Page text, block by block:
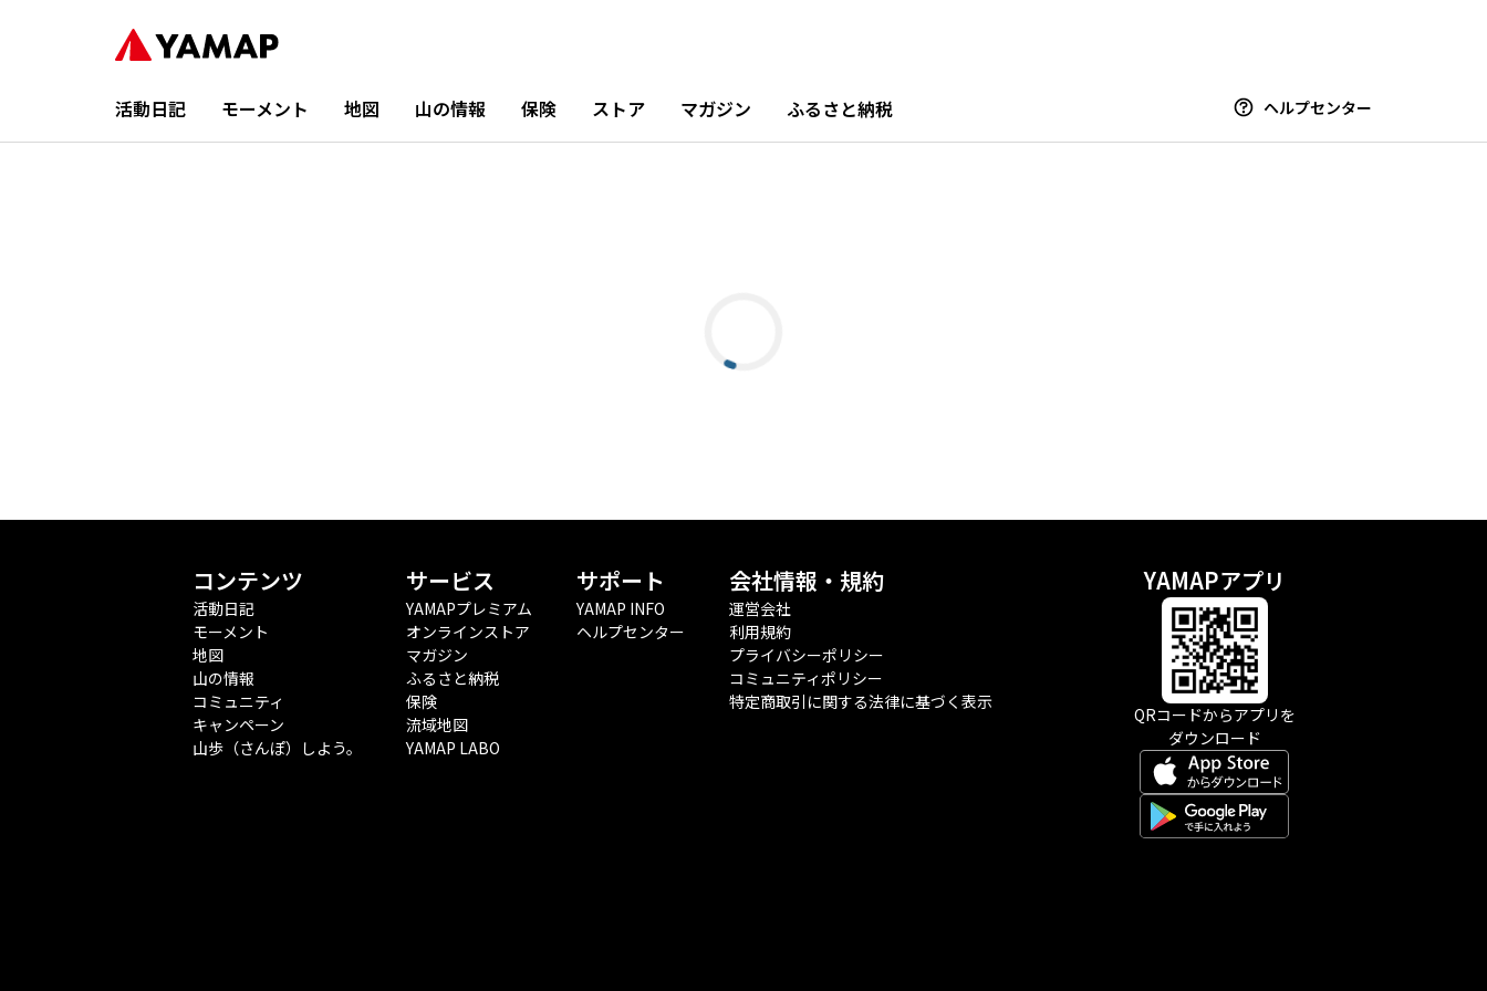
活動日記 モーメント 地図 山の情報 保険 ストア マガジン ふるさと納税 ヘルプセンター
コンテンツ
活動日記
モーメント
地図
山の情報
コミュニティ
キャンペーン
山歩（さんぽ）しよう。
サービス
YAMAPプレミアム
オンラインストア
マガジン
ふるさと納税
保険
流域地図
YAMAP LABO
サポート
YAMAP INFO
ヘルプセンター
会社情報・規約
運営会社
利用規約
プライバシーポリシー
コミュニティポリシー
特定商取引に関する法律に基づく表示
YAMAPアプリ
QRコードからアプリを
ダウンロード